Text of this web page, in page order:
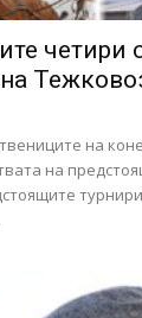
четири
на
на